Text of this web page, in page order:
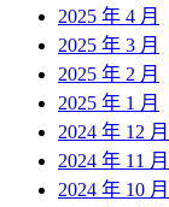
2025 年 4 月
2025 年 3 月
2025 年 2 月
2025 年 1 月
2024 年 12 月
2024 年 11 月
2024 年 10 月